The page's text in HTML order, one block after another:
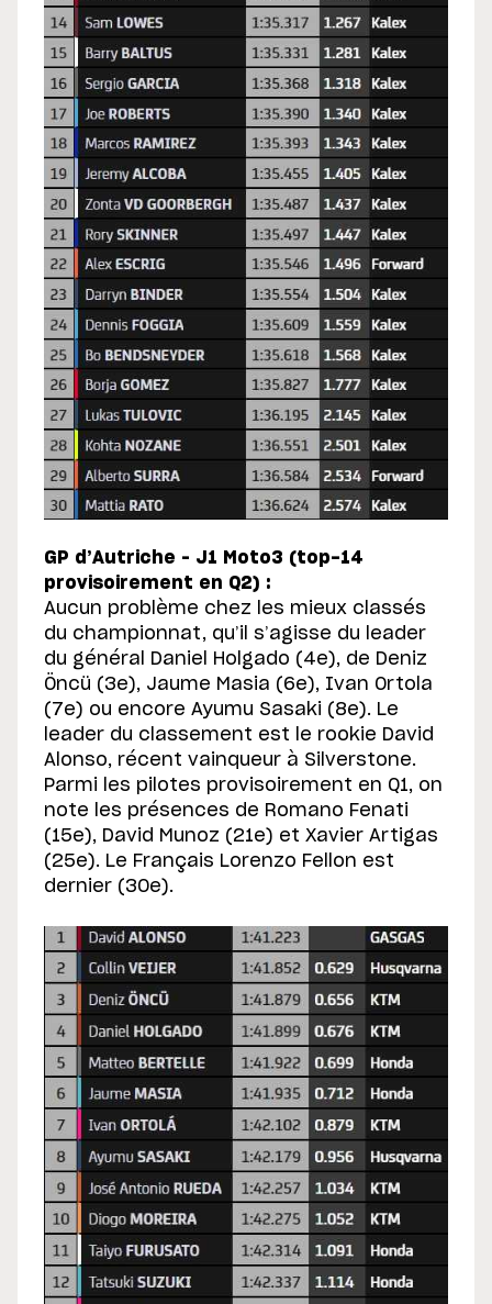
GP d’Autriche – J1 Moto3 (top-14
provisoirement en Q2) :
Aucun problème chez les mieux classés
du championnat, qu’il s’agisse du leader
du général Daniel Holgado (4e), de Deniz
Öncü (3e), Jaume Masia (6e), Ivan Ortola
(7e) ou encore Ayumu Sasaki (8e). Le
leader du classement est le rookie David
Alonso, récent vainqueur à Silverstone.
Parmi les pilotes provisoirement en Q1, on
note les présences de Romano Fenati
(15e), David Munoz (21e) et Xavier Artigas
(25e). Le Français Lorenzo Fellon est
dernier (30e).